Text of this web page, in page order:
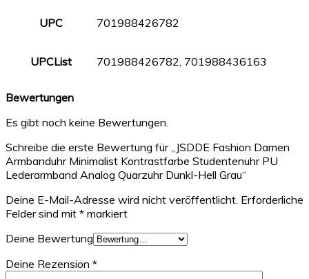
UPC 701988426782
UPCList 701988426782, 701988436163
Bewertungen
Es gibt noch keine Bewertungen.
Schreibe die erste Bewertung für „JSDDE Fashion Damen
Armbanduhr Minimalist Kontrastfarbe Studentenuhr PU
Lederarmband Analog Quarzuhr Dunkl-Hell Grau“
Deine E-Mail-Adresse wird nicht veröffentlicht. Erforderliche
Felder sind mit * markiert
Deine Bewertung
Deine Rezension *